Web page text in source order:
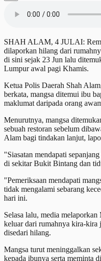
SHAH ALAM, 4 JULAI:
dilaporkan hilang dari
di sini sejak 23 Jun lalu
Lumpur awal pagi Khamis.
Ketua Polis Daerah Shah
berkata, mangsa ditemui ibu
maklumat daripada orang
Menurutnya, mangsa
sebuah restoran sebelum
Alam bagi tindakan lanjut,
"Siasatan mendapati
di sekitar Bukit Bintang dan
"Pemeriksaan mendapati
tidak mengalami sebarang
hari ini.
Selasa lalu, media
keluar dari rumahnya kira-kira
disedari hilang.
Mangsa turut meninggalkan
kepada ibunya serta meminta